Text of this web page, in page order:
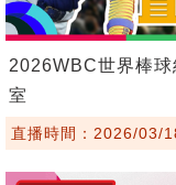
2026WBC世界棒
室
直播時間：2026/03/